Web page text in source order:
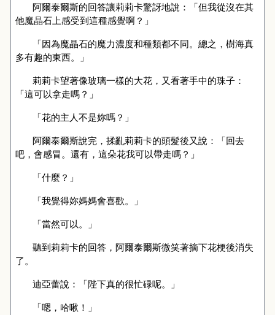
阿爾泰爾斯的回答讓莉莉卡驚訝地說：「但我從沒在其
他魔晶石上感受到這種感覺啊？」
「因為魔晶石的魔力濃度和種類都不同。總之，樹海真
多有趣的東西。」
莉莉卡望著像玻璃一樣的大花，又看著手中的珠子：
「這可以拿走嗎？」
「花的主人不是妳嗎？」
阿爾泰爾斯說完，揉亂莉莉卡的頭髮後又說：「回去
吧，會感冒。還有，這朵花我可以帶走嗎？」
「什麼？」
「我覺得妳媽媽會喜歡。」
「當然可以。」
聽到莉莉卡的回答，阿爾泰爾斯微笑著摘下花梗後消失
了。
迪亞蕾說：「陛下真的很忙碌呢。」
「嗯，哈啾！」